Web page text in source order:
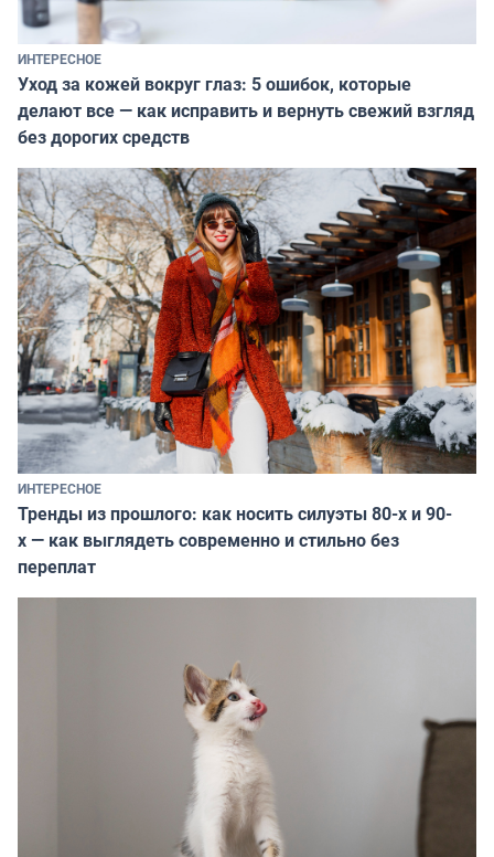
ИНТЕРЕСНОЕ
Уход за кожей вокруг глаз: 5 ошибок, которые
делают все — как исправить и вернуть свежий взгляд
без дорогих средств
ИНТЕРЕСНОЕ
Тренды из прошлого: как носить силуэты 80-х и 90-
х — как выглядеть современно и стильно без
переплат